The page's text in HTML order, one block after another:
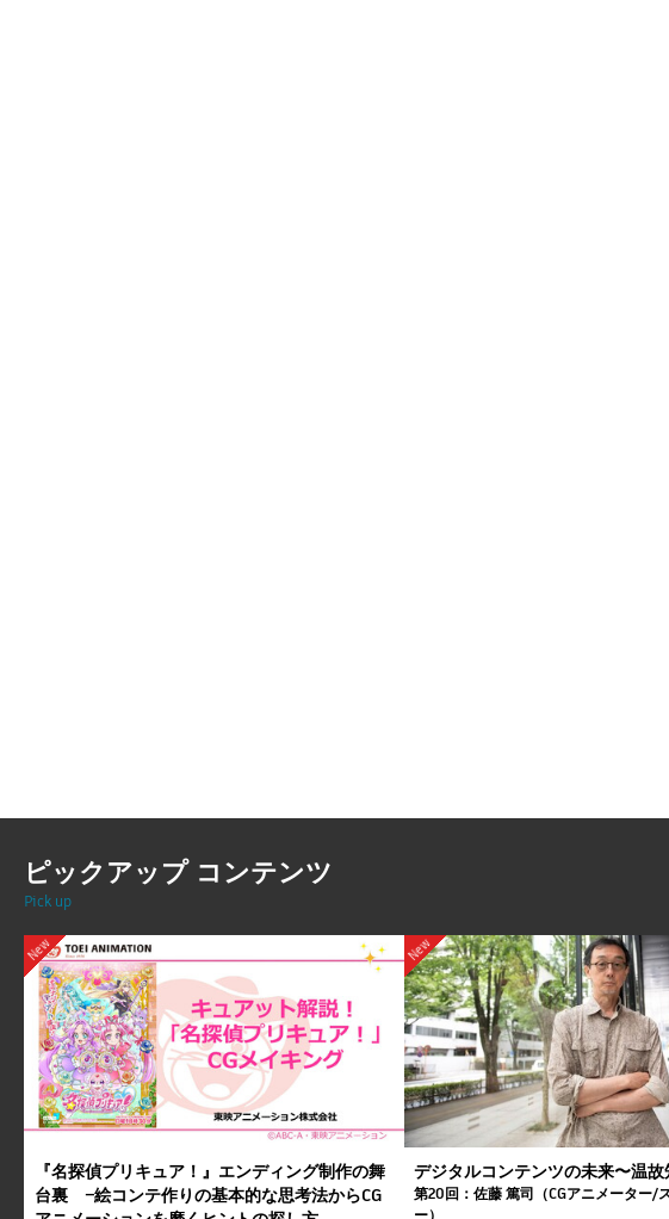
ピックアップ コンテンツ
Pick up
New
『名探偵プリキュア！』エンディング制作の舞
台裏 ―絵コンテ作りの基本的な思考法からCG
New
デジタルコンテンツの未来〜温
第20回：佐藤 篤司（CGアニメーター/
ー）